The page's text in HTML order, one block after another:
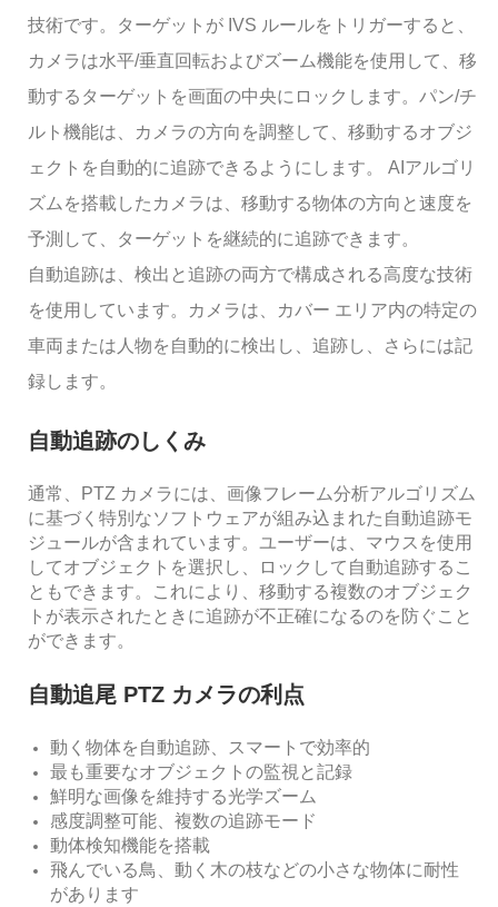
技術です。ターゲットが IVS ルールをトリガーすると、
カメラは水平/垂直回転およびズーム機能を使用して、移
動するターゲットを画面の中央にロックします。パン/チ
ルト機能は、カメラの方向を調整して、移動するオブジ
ェクトを自動的に追跡できるようにします。 AIアルゴリ
ズムを搭載したカメラは、移動する物体の方向と速度を
予測して、ターゲットを継続的に追跡できます。
自動追跡は、検出と追跡の両方で構成される高度な技術
を使用しています。カメラは、カバー エリア内の特定の
車両または人物を自動的に検出し、追跡し、さらには記
録します。
自動追跡のしくみ
通常、PTZ カメラには、画像フレーム分析アルゴリズム
に基づく特別なソフトウェアが組み込まれた自動追跡モ
ジュールが含まれています。ユーザーは、マウスを使用
してオブジェクトを選択し、ロックして自動追跡するこ
ともできます。これにより、移動する複数のオブジェク
トが表示されたときに追跡が不正確になるのを防ぐこと
ができます。
自動追尾 PTZ カメラの利点
動く物体を自動追跡、スマートで効率的
最も重要なオブジェクトの監視と記録
鮮明な画像を維持する光学ズーム
感度調整可能、複数の追跡モード
動体検知機能を搭載
飛んでいる鳥、動く木の枝などの小さな物体に耐性
があります